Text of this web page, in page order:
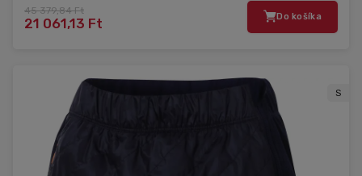
45 379,84 Ft
21 061,13 Ft Do košíka
S